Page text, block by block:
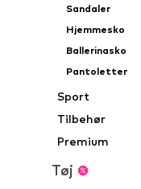
Sandaler
Hjemmesko
Ballerinasko
Pantoletter
Sport
Tilbehør
Premium
Tøj